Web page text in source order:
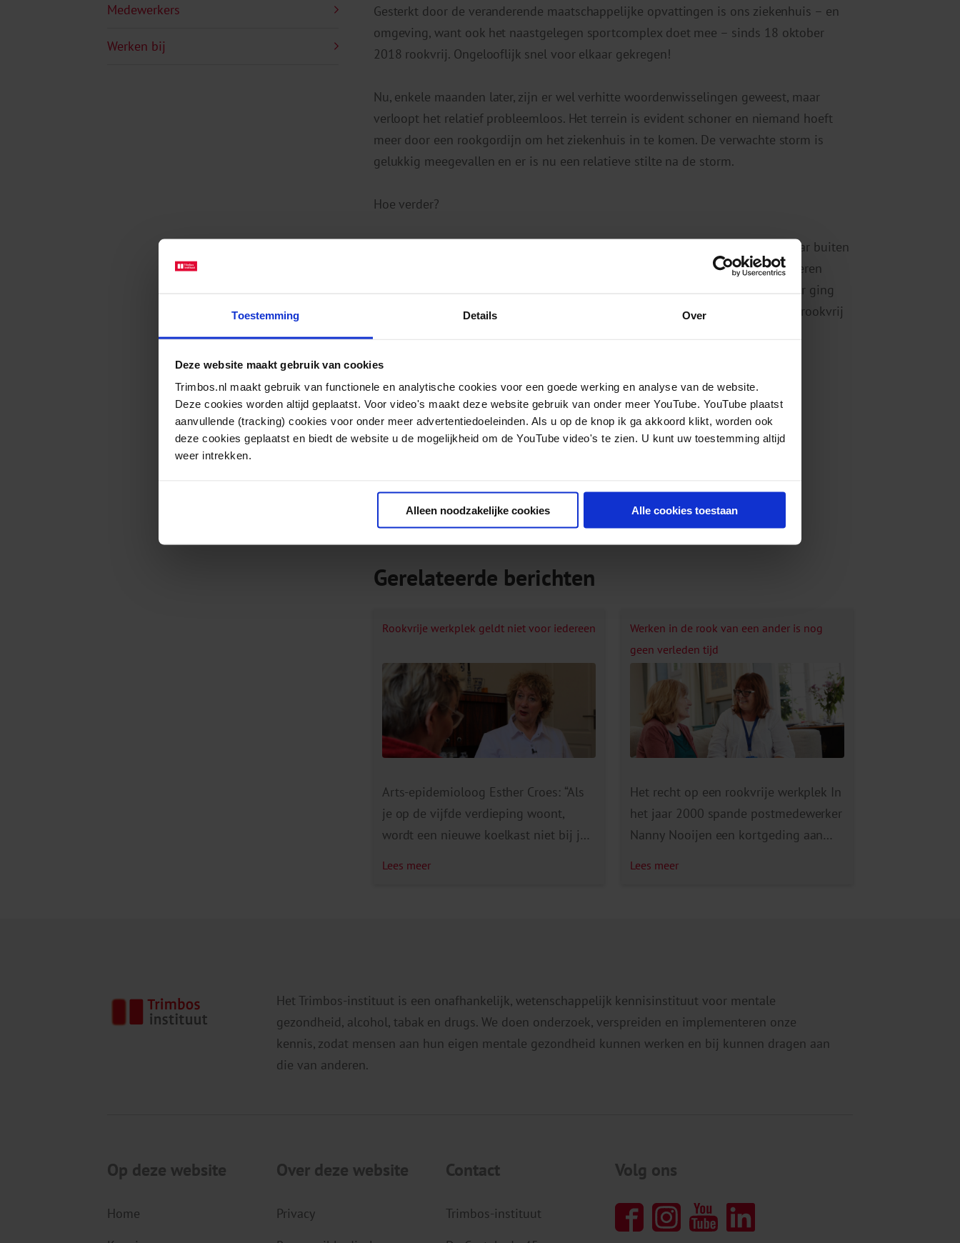
Toestemming Details Over
Deze website maakt gebruik van cookies
Trimbos.nl maakt gebruik van functionele en analytische cookies voor een goede werking en analyse van de website.
Deze cookies worden altijd geplaatst. Voor video's maakt deze website gebruik van onder meer YouTube. YouTube plaatst
aanvullende (tracking) cookies voor onder meer advertentiedoeleinden. Als u op de knop ik ga akkoord klikt, worden ook
deze cookies geplaatst en biedt de website u de mogelijkheid om de YouTube video's te zien. U kunt uw toestemming altijd
weer intrekken.
Alleen noodzakelijke cookies Alle cookies toestaan
Medewerkers
Werken bij
Gesterkt door de veranderende maatschappelijke opvattingen is ons ziekenhuis – en
omgeving, want ook het naastgelegen sportcomplex doet mee – sinds 18 oktober
2018 rookvrij. Ongelooflijk snel voor elkaar gekregen!
Nu, enkele maanden later, zijn er wel verhitte woordenwisselingen geweest, maar
verloopt het relatief probleemloos. Het terrein is evident schoner en niemand hoeft
meer door een rookgordijn om het ziekenhuis in te komen. De verwachte storm is
gelukkig meegevallen en er is nu een relatieve stilte na de storm.
Hoe verder?
Binnen het ziekenhuis zullen we het aandacht moeten blijven geven, maar daar buiten
zijn ook mogelijkheden genoeg. Zelf heb ik de sportvereniging van mijn kinderen
benaderd en gevraagd om mee te werken aan de Rookvrije Generatie. Ook hier ging
het redelijk zonder slag of stoot en de vereniging zal per 9 februari 2019 een rookvrij
En wat betreft de eerste storm van 2019? Die is ook alweer overgewaaid.
Gerelateerde berichten
Rookvrije werkplek geldt niet voor iedereen
Arts-epidemioloog Esther Croes: “Als
je op de vijfde verdieping woont,
wordt een nieuwe koelkast niet bij je
kousen […]
Lees meer
Werken in de rook van een ander is nog
geen verleden tijd
Het recht op een rookvrije werkplek In
het jaar 2000 spande postmedewerker
Nanny Nooijen een kortgeding aan
Lees meer
Het Trimbos-instituut is een onafhankelijk, wetenschappelijk kennisinstituut voor mentale
gezondheid, alcohol, tabak en drugs. We doen onderzoek, verspreiden en implementeren onze
kennis, zodat mensen aan hun eigen mentale gezondheid kunnen werken en bij kunnen dragen aan
die van anderen.
Op deze website
Home
Over deze website
Privacy
Contact
Trimbos-instituut
Volg ons